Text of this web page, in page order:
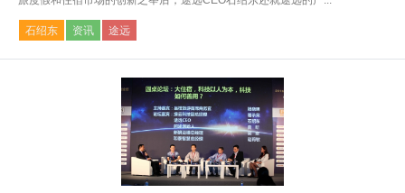
石绍东 资讯 途远